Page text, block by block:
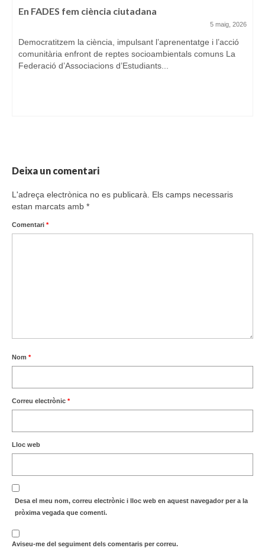
En FADES fem ciència ciutadana
5 maig, 2026
Democratitzem la ciència, impulsant l’aprenentatge i l’acció
comunitària enfront de reptes socioambientals comuns La
Federació d’Associacions d’Estudiants...
Deixa un comentari
L'adreça electrònica no es publicarà.
Els camps necessaris
estan marcats amb *
Comentari *
Nom *
Correu electrònic *
Lloc web
Desa el meu nom, correu electrònic i lloc web en aquest navegador per a la
pròxima vegada que comenti.
Aviseu-me del seguiment dels comentaris per correu.